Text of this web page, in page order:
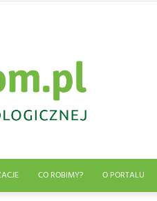
CO ROBIMY? O PORTALU